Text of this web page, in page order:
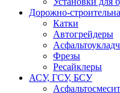
Дорожно-
Катки
Автогрейдеры
Фрезы
Ресайклеры
АСУ, ГСУ, БСУ